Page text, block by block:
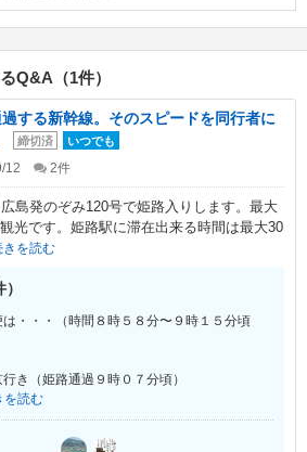
Q&A（1件）
する新幹線。そのスピードを同行者に
締切済 いつでも
12 2件
島発のぞみ120号で姫路入りします。最大
光です。姫路駅に滞在出来る時間は最大30
きを読む
は・・・（時間８時５８分〜９時１５分頃
き（姫路通過９時０７分頃）
を読む